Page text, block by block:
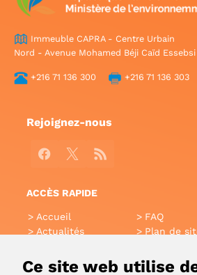
Ce site web utilise
Immeuble CAPRA - Centre Urbain
Nord - Avenue Mohamed Béji Caïd
+216 71 136 300 +216 71 136 303
Rejoignez-nous
Facebook
X RSS
ACCÈS RAPIDE
Accueil
Actualités
Glossaire
FAQ
Plan de
Intranet